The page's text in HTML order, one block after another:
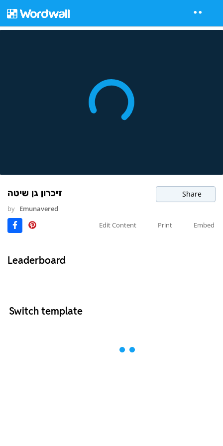
זיכרון גן שיטה Share
by Emunavered
Edit Content
Print Embed
Leaderboard
Switch template